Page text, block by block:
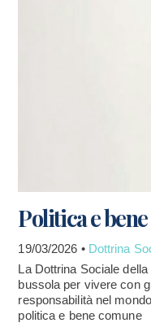
Politica e
19/03/2026 • Dottrina
La Dottrina Sociale
bussola per vivere con
responsabilità nel
politica e bene comune